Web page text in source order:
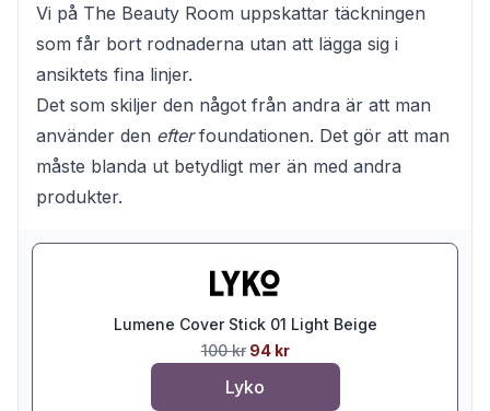
Vi på The Beauty Room uppskattar täckningen
som får bort rodnaderna utan att lägga sig i
ansiktets fina linjer.
Det som skiljer den något från andra är att man
använder den efterfoundationen. Det gör att man
måste blanda ut betydligt mer än med andra
produkter.
Lumene Cover Stick 01 Light Beige
100 kr 94 kr
Lyko